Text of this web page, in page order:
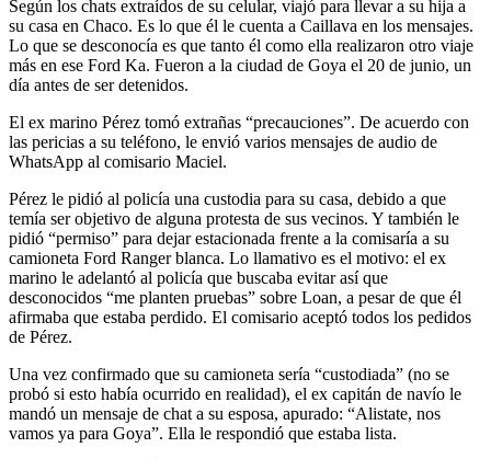
Según los chats extraídos de su celular, viajó para llevar a su hija a
su casa en Chaco. Es lo que él le cuenta a Caillava en los mensajes.
Lo que se desconocía es que tanto él como ella realizaron otro viaje
más en ese Ford Ka. Fueron a la ciudad de Goya el 20 de junio, un
día antes de ser detenidos.
El ex marino Pérez tomó extrañas “precauciones”. De acuerdo con
las pericias a su teléfono, le envió varios mensajes de audio de
WhatsApp al comisario Maciel.
Pérez le pidió al policía una custodia para su casa, debido a que
temía ser objetivo de alguna protesta de sus vecinos. Y también le
pidió “permiso” para dejar estacionada frente a la comisaría a su
camioneta Ford Ranger blanca. Lo llamativo es el motivo: el ex
marino le adelantó al policía que buscaba evitar así que
desconocidos “me planten pruebas” sobre Loan, a pesar de que él
afirmaba que estaba perdido. El comisario aceptó todos los pedidos
de Pérez.
Una vez confirmado que su camioneta sería “custodiada” (no se
probó si esto había ocurrido en realidad), el ex capitán de navío le
mandó un mensaje de chat a su esposa, apurado: “Alistate, nos
vamos ya para Goya”. Ella le respondió que estaba lista.